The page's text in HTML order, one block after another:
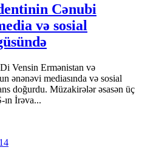
Cənubi
və sosial
Vensin Ermənistan və
ənənəvi mediasında və sosial
doğurdu. Müzakirələr əsasən üç
ın İrəva...